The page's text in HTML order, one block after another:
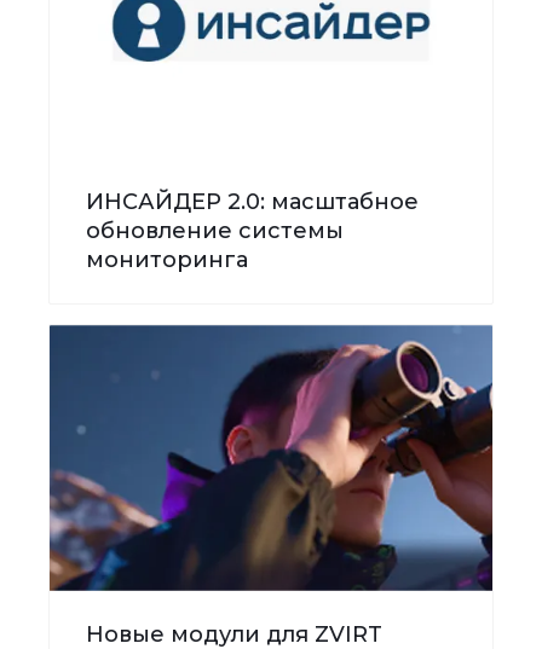
ИНСАЙДЕР 2.0: масштабное
обновление системы
мониторинга
Новые модули для ZVIRT